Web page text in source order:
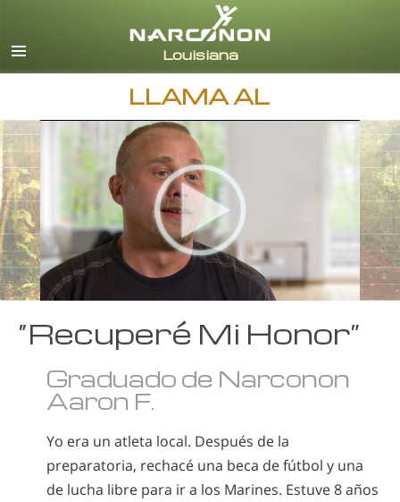
LLAMA AL
“Recuperé Mi Honor”
Graduado de Narconon
Aaron F.
Yo era un atleta local. Después de la
preparatoria, rechacé una beca de fútbol y una
de lucha libre para ir a los Marines. Estuve 8 años